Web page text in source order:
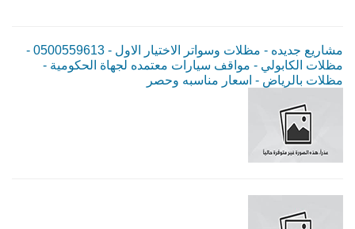
مشاريع جديده - مظلات وسواتر الاختيار الاول - 0500559613 -
مظلات الكابولي - مواقف سيارات معتمده لجهاة الحكومية -
مظلات بالرياض - اسعار مناسبه وحصر